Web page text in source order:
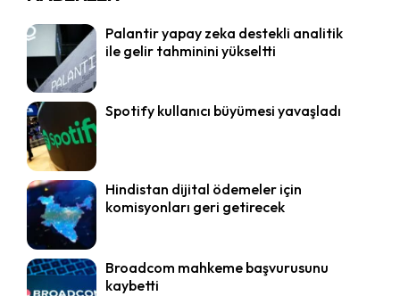
Palantir yapay zeka destekli analitik
ile gelir tahminini yükseltti
Spotify kullanıcı büyümesi yavaşladı
Hindistan dijital ödemeler için
komisyonları geri getirecek
Broadcom mahkeme başvurusunu
kaybetti